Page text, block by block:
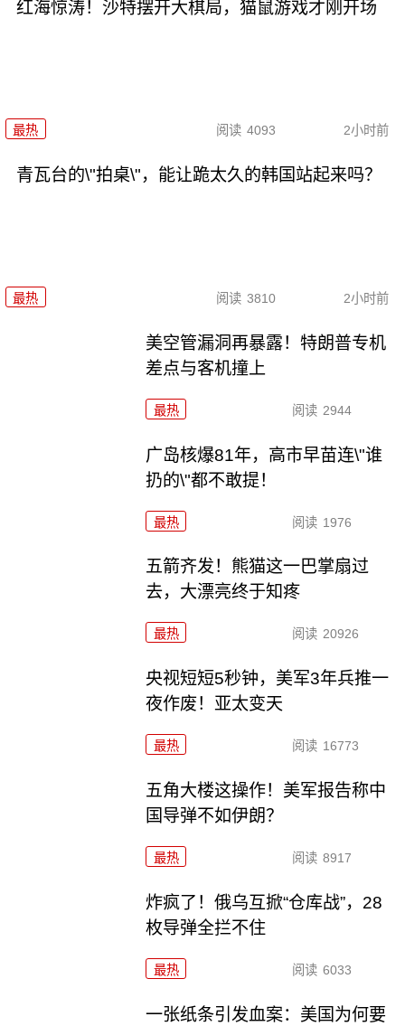
红海惊涛！沙特摆开大棋局，猫鼠游戏才刚开场
最热 阅读 4093 2小时前
青瓦台的\"拍桌\"，能让跪太久的韩国站起来吗？
最热 阅读 3810 2小时前
美空管漏洞再暴露！特朗普专机
差点与客机撞上
最热 阅读 2944
广岛核爆81年，高市早苗连\"谁
扔的\"都不敢提！
最热 阅读 1976
五箭齐发！熊猫这一巴掌扇过
去，大漂亮终于知疼
最热 阅读 20926
央视短短5秒钟，美军3年兵推一
夜作废！亚太变天
最热 阅读 16773
五角大楼这操作！美军报告称中
国导弹不如伊朗？
最热 阅读 8917
炸疯了！俄乌互掀“仓库战”，28
枚导弹全拦不住
最热 阅读 6033
一张纸条引发血案：美国为何要